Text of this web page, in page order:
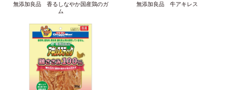
無添加良品 香るしなやか国産鶏のガ
ム
無添加良品 牛アキレス